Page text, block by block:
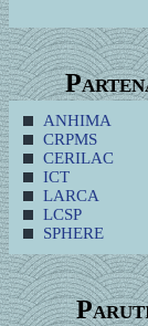
ANHIMA
CRPMS
CERILAC
ICT
LARCA
LCSP
SPHERE